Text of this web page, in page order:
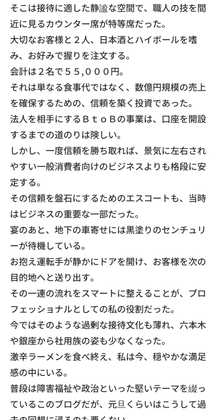
そこは接待に適した静謐な空間で、 職人の技を間
近に見るカウンター席が特等席だった。
大切なお客様と２人、日本酒とハイボールを嗜
み、 お好みで握りを注文する。
会計は２名で５５,０００円。
それは単なる食事代ではなく、 数億円規模の売上
を確保するための、信頼を築く投資であった。
​法人を相手にするＢｔｏＢの事業は、 口座を開設
するまでの道のりは険しい。
しかし、一度信頼を勝ち取れば、 景気に左右され
やすい一般消費者向けのビジネスよりも格段に安
定する。
その信頼を盤石にするためのエスコートも、 当時
はビジネスの重要な一部だった。
宴のあと、 地下の車寄せには黒塗りのセンチュリ
ーが待機している。
お抱え運転手が静かにドアを開け、 お客様を次の
目的地へと送り出す。
その一連の流れをスマートに整えることが、 プロ
フェッショナルとしての私の役割だった。
​今ではそのような過剰な接待文化も薄れ、 六本木
や銀座から社用族の姿も少なくなった。
激辛ラーメンを食べ終え、私は今、穏やかな満足
感の中にいる。
普段は障害福祉や政治といった堅いテーマを綴っ
ているこのブログだが、元旦くらいはこうして過